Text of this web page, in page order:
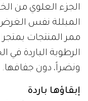
الجزء العلوي من
المبللة نفس
ممر المنتجات بمتجر
الرطوبة الباردة
ونضراً، دون جفافها.
إبقاؤها باردة